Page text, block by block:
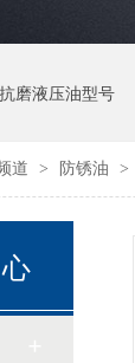
抗磨液压油型号
道 > 防锈油 >